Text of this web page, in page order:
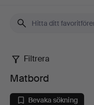
Matbord
Filtrera
Matbord
Bevaka sökning